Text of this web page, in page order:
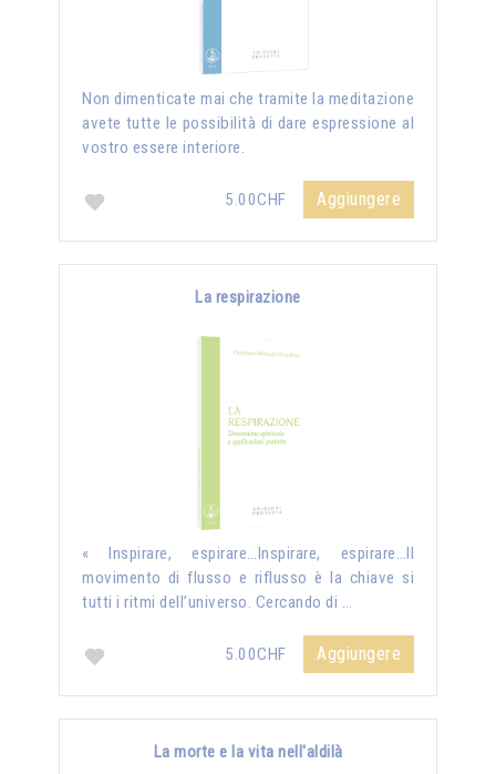
Non dimenticate mai che tramite la meditazione
avete tutte le possibilità di dare espressione al
vostro essere interiore.
5.00CHF Aggiungere
La respirazione
« Inspirare, espirare…Inspirare, espirare…Il
movimento di flusso e riflusso è la chiave si
tutti i ritmi dell’universo. Cercando di …
5.00CHF Aggiungere
La morte e la vita nell'aldilà